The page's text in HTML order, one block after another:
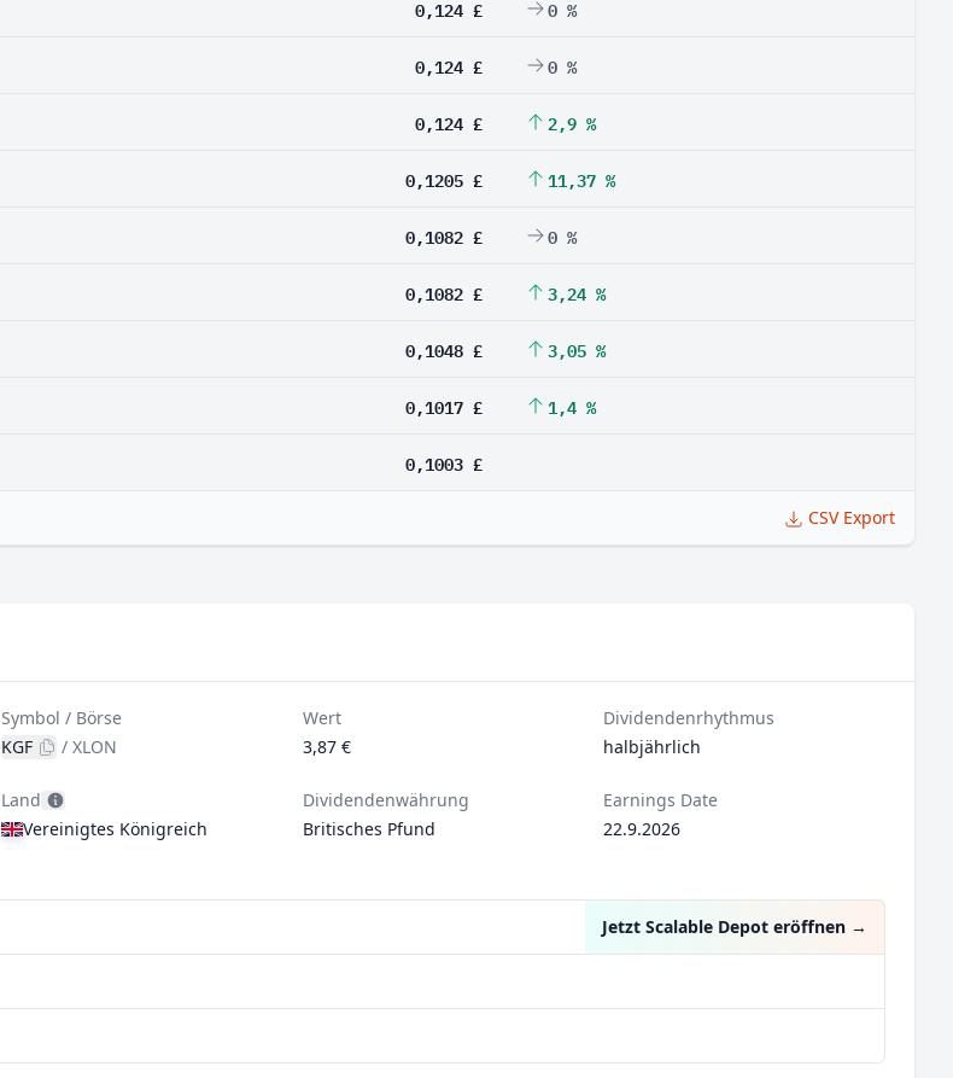
0,124 £ 0 %
0,124 £ 0 %
0,124 £ 2,9 %
0,1205 £ 11,37 %
0,1082 £ 0 %
0,1082 £ 3,24 %
0,1048 £ 3,05 %
0,1017 £ 1,4 %
0,1003 £
CSV Export
Symbol / Börse
KGF
/XLON
Wert
3,87 €
Dividendenrhythmus
halbjährlich
Land
Vereinigtes Königreich
Dividendenwährung
Britisches Pfund
Earnings Date
22.9.2026
Jetzt Scalable Depot eröffnen →